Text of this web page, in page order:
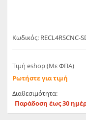
Κωδικός:
Τιμή eshop (Με ΦΠΑ)
Ρωτήστε για τιμή
Διαθεσιμότητα:
Παράδοση έως 30